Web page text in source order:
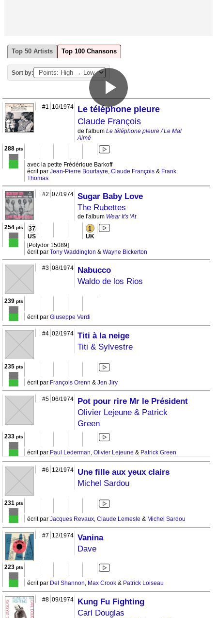
Top 50 Artists Top 100 Chansons
Sort by:
#1 10/1974
Le téléphone pleure
Claude François
de l'album Le téléphone pleure / Le Mal
Aimé
288pts
avec la petite Frédérique Barkoff
écrit par Jean-Pierre Bourtayre, Claude François & Frank
Thomas
#2 07/1974 Sugar Baby Love
The Rubettes
de l'album Wear It's 'At
254pts 37
US
1
UK
[Polydor 15089]
écrit par Tony Waddington & Wayne Bickerton
#3 08/1974
Nabucco
Waldo de los Rios
239pts
écrit par Giuseppe Verdi
#4 02/1974 Titi à la neige
Titi & Sylvestre
235pts
écrit par François Orenn & Jen Jiry
#5 06/1974
Pot pour rire Mr le Président
Olivier Lejeune & Patrick
Green
233pts
écrit par Paul Lederman, Olivier Lejeune & Patrick Green
#6 12/1974
Une fille aux yeux clairs
Michel Sardou
231 pts
écrit par Jacques Revaux, Claude Lemesle & Michel Sardou
#7 12/1974 Vanina
Dave
223pts
écrit par Del Shannon, Max Crook & Patrick Loiseau
#8 09/1974
Kung Fu Fighting
Carl Douglas